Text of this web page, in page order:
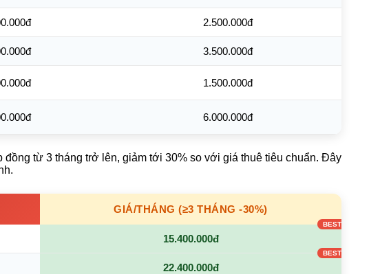
2.500.000đ
3.500.000đ
1.500.000đ
6.000.000đ
từ 3 tháng trở lên, giảm tới 30% so với giá thuê tiêu chuẩn. Đây
GIÁ/THÁNG (≥3 THÁNG -30%)
15.400.000đ
22.400.000đ